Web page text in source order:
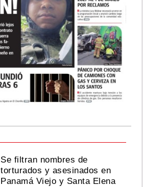
Se filtran nombres de
torturados y asesinados en
Panamá Viejo y Santa Elena